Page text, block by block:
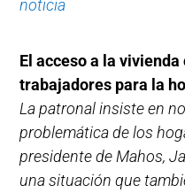
noticia
El acceso a la
trabajadores para la
La patronal insiste en
problemática de los
presidente de Mahos,
una situación que